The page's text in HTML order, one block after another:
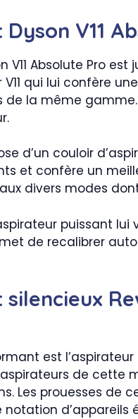
V11
V11 Absolute Pro
qui lui confère
la même
d’un couloir
et confère un
divers modes
puissant lui
de recalibrer
est
de cette
Les prouesses de
d’appareils